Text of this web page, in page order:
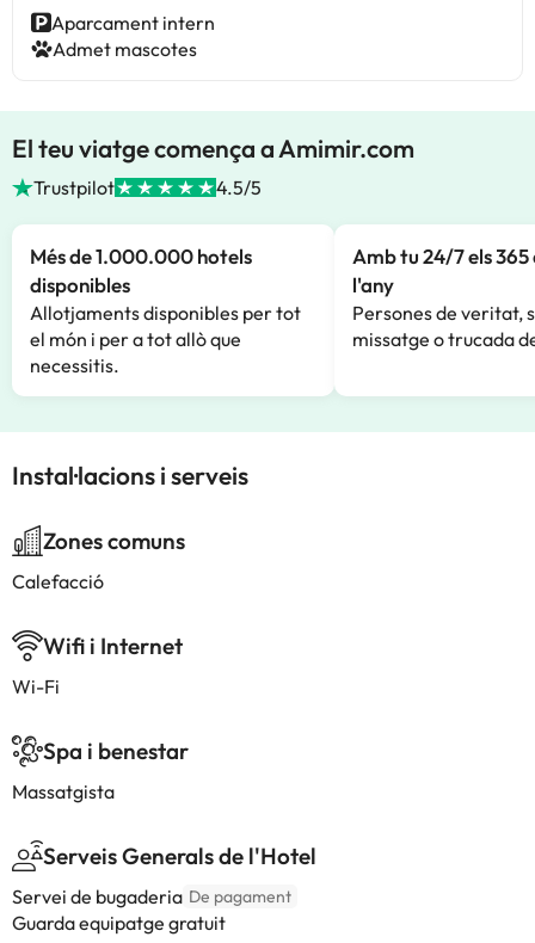
Aparcament intern
Admet mascotes
El teu viatge comença a Amimir.com
Trustpilot 4.5/5
Més de 1.000.000 hotels
disponibles
Allotjaments disponibles per tot
el món i per a tot allò que
necessitis.
Amb tu 24/7 els 365
l'any
Persones de veritat,
missatge o trucada
Instal·lacions i serveis
Zones comuns
Calefacció
Wifi i Internet
Wi-Fi
Spa i benestar
Massatgista
Serveis Generals de l'Hotel
Servei de bugaderia De pagament
Guarda equipatge gratuit